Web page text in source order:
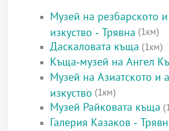
Музей на резбарското
изкуство - Трявна (1км)
Даскаловата къща (1км)
Къща-музей на Ангел
Музей на Азиатското и
изкуство (1км)
Музей Райковата къща
Галерия Казаков -